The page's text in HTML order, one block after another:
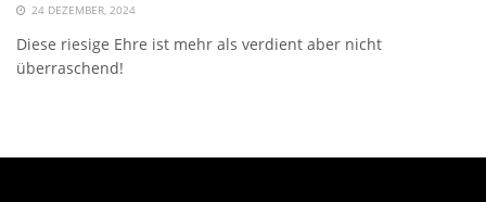
24 DEZEMBER, 2024
Diese riesige Ehre ist mehr als verdient aber nicht
überraschend!